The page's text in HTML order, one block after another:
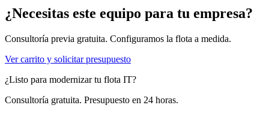
¿Necesitas este equipo para tu empresa?
Consultoría previa gratuita. Configuramos la flota a medida.
Ver carrito y solicitar presupuesto
¿Listo para modernizar tu flota IT?
Consultoría gratuita. Presupuesto en 24 horas.